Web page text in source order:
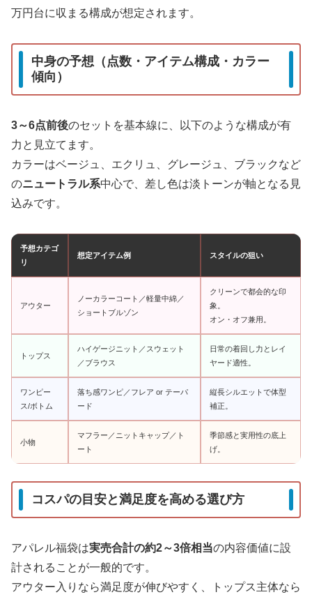
万円台に収まる構成が想定されます。
中身の予想（点数・アイテム構成・カラー
傾向）
3～6点前後のセットを基本線に、以下のような構成が有
力と見立てます。
カラーはベージュ、エクリュ、グレージュ、ブラックなど
のニュートラル系中心で、差し色は淡トーンが軸となる見
込みです。
予想カテゴ
リ
想定アイテム例 スタイルの狙い
アウター
ノーカラーコート／軽量中綿／
ショートブルゾン
クリーンで都会的な印
象。
オン・オフ兼用。
トップス
ハイゲージニット／スウェット
／ブラウス
日常の着回し力とレイ
ヤード適性。
ワンピー
ス/ボトム
落ち感ワンピ／フレア or テーパ
ード
縦長シルエットで体型
補正。
小物
マフラー／ニットキャップ／ト
ート
季節感と実用性の底上
げ。
コスパの目安と満足度を高める選び方
アパレル福袋は実売合計の約2～3倍相当の内容価値に設
計されることが一般的です。
アウター入りなら満足度が伸びやすく、トップス主体なら